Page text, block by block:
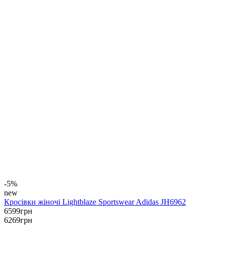
-5%
new
Кросівки жіночі Lightblaze Sportswear Adidas JH6962
6599грн
6269грн